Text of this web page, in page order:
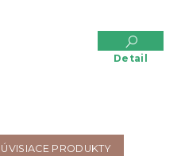
Detail
PRODUKTY